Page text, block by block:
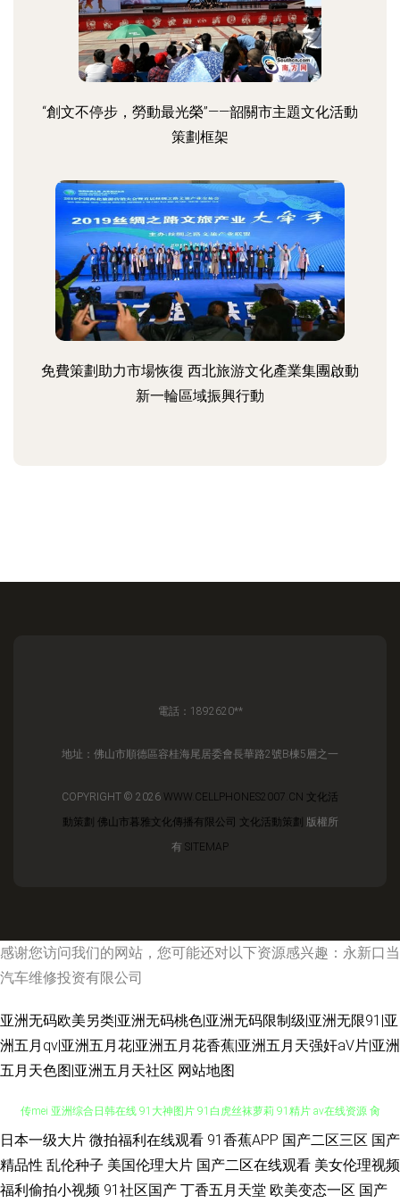
“創文不停步，勞動最光榮”——韶關市主題文化活動
策劃框架
免費策劃助力市場恢復 西北旅游文化產業集團啟動
新一輪區域振興行動
電話：1892620**
地址：佛山市順德區容桂海尾居委會長華路2號B棟5層之一
COPYRIGHT © 2026 WWW.CELLPHONES2007.CN 文化活
動策劃 佛山市暮雅文化傳播有限公司 文化活動策劃 版權所
有 SITEMAP
感谢您访问我们的网站，您可能还对以下资源感兴趣：永新口当
汽车维修投资有限公司
亚洲无码欧美另类|亚洲无码桃色|亚洲无码限制级|亚洲无限91|亚
洲五月qv|亚洲五月花|亚洲五月花香蕉|亚洲五月天强奸aV片|亚洲
五月天色图|亚洲五月天社区 网站地图
日本免费在线电影 av福利网址导航 日韩性感传媒 www91女 wwwAV网站 91
传mei 亚洲综合日韩在线 91大神图片 91白虎丝袜萝莉 91精片 av在线资源 肏
日本一级大片 微拍福利在线观看 91香蕉APP 国产二区三区 国产
精品性 乱伦种子 美国伦理大片 国产二区在线观看 美女伦理视频
福利偷拍小视频 91社区国产 丁香五月天堂 欧美变态一区 国产